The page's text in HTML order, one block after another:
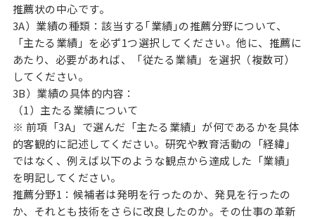
推薦状の中心です。
3A）業績の種類：該当する｢業績｣の推薦分野について、
「主たる業績」を必ず1つ選択してください。他に、推薦に
あたり、必要があれば、「従たる業績」を選択（複数可）
してください。
3B）業績の具体的内容：
（1）主たる業績について
※ 前項「3A」で選んだ「主たる業績」が何であるかを具体
的客観的に記述してください。研究や教育活動の「経緯」
ではなく、例えば以下のような観点から達成した「業績」
を明記してください。
推薦分野1：候補者は発明を行ったのか、発見を行ったの
か、それとも技術をさらに改良したのか。その仕事の革新